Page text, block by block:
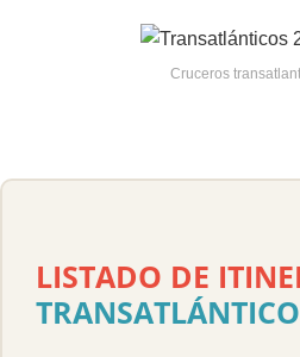
Cruceros
LISTADO DE